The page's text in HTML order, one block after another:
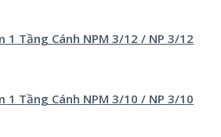
1 Tầng Cánh NPM 3/12 / NP 3/12
1 Tầng Cánh NPM 3/10 / NP 3/10